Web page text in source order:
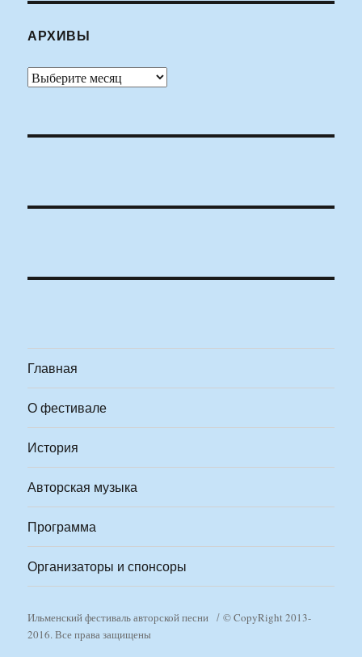
АРХИВЫ
Архивы
Главная
О фестивале
История
Авторская музыка
Программа
Организаторы и спонсоры
Ильменский фестиваль авторской песни
© CopyRight 2013-
2016. Все права защищены